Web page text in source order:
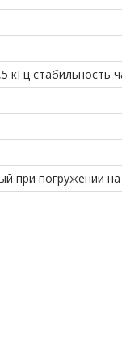
кГц стабильность
при погружении